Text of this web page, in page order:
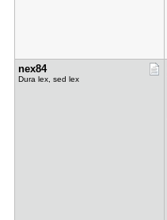
nex84
Dura lex, sed lex